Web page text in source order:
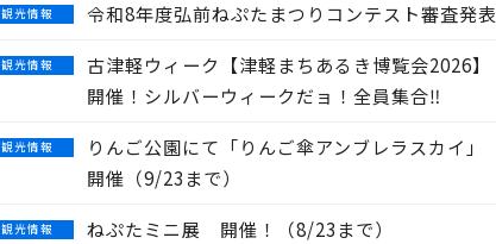
観 光 情 報 令和8年度弘前ねぷたまつりコンテスト審査発表
観 光 情 報
古津軽ウィーク【津軽まちあるき博覧会2026】
開催！シルバーウィークだョ！全員集合‼
観 光 情 報
りんご公園にて「りんご傘アンブレラスカイ」
開催（9/23まで）
観 光 情 報 ねぷたミニ展 開催！（8/23まで）